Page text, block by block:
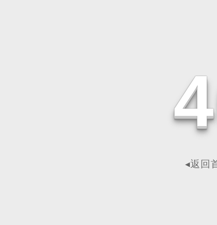
4
◂返回